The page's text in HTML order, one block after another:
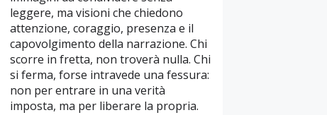
leggere, ma visioni che chiedono
attenzione, coraggio, presenza e il
capovolgimento della narrazione. Chi
scorre in fretta, non troverà nulla. Chi
si ferma, forse intravede una fessura:
non per entrare in una verità
imposta, ma per liberare la propria.